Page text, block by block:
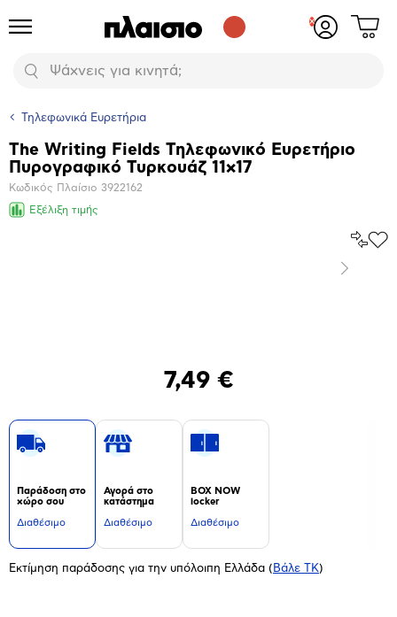
Προϊόντα
Αναζήτηση
Δες
Τηλεφωνικά Ευρετήρια
Βασικά
χαρακτηριστικά
The Writing Fields Τηλεφωνικό Ευρετήριο
Πυρογραφικό Τυρκουάζ 11x17
Κωδικός Πλαίσιο 3922162
Εξέλιξη τιμής
Επόμενο
7,49 €
Παράδοση στο
χώρο σου
Διαθέσιμο
Αγορά στο
κατάστημα
Διαθέσιμο
BOX NOW
locker
Διαθέσιμο
Εκτίμηση παράδοσης για την υπόλοιπη Ελλάδα ( Βάλε ΤΚ)